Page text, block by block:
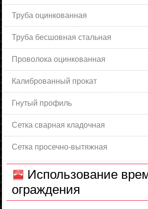
Труба оцинкованная
Труба бесшовная стальная
Проволока оцинкованная
Калиброванный прокат
Гнутый профиль
Сетка сварная кладочная
Сетка просечно-вытяжная
Использование
ограждения